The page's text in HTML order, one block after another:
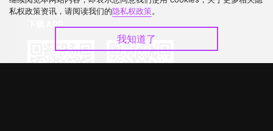
私权政策资讯，请阅读我们的隐私权政策。
我知道了